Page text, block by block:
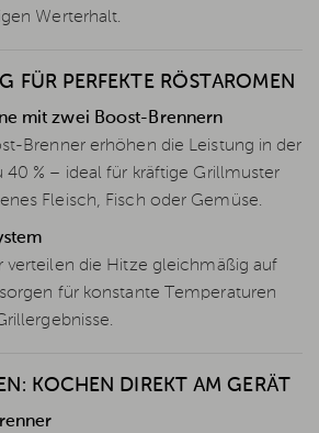
Werterhalt.
FÜR PERFEKTE RÖSTAROMEN
mit zwei Boost-Brennern
Brenner erhöhen die Leistung in der
40 % – ideal für kräftige Grillmuster
Fleisch, Fisch oder Gemüse.
verteilen die Hitze gleichmäßig auf
für konstante Temperaturen
KOCHEN DIREKT AM GERÄT